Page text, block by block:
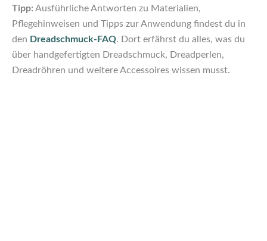
Tipp: Ausführliche Antworten zu Materialien,
Pflegehinweisen und Tipps zur Anwendung findest du in
den Dreadschmuck-FAQ. Dort erfährst du alles, was du
über handgefertigten Dreadschmuck, Dreadperlen,
Dreadröhren und weitere Accessoires wissen musst.